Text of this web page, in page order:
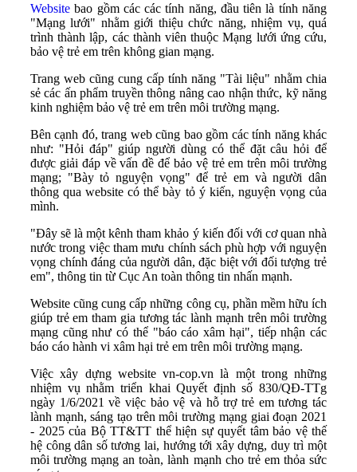
Website bao gồm các các tính năng, đầu tiên là tính năng
"Mạng lưới" nhằm giới thiệu chức năng, nhiệm vụ, quá
trình thành lập, các thành viên thuộc Mạng lưới ứng cứu,
bảo vệ trẻ em trên không gian mạng.
Trang web cũng cung cấp tính năng "Tài liệu" nhằm chia
sẻ các ấn phẩm truyền thông nâng cao nhận thức, kỹ năng
kinh nghiệm bảo vệ trẻ em trên môi trường mạng.
Bên cạnh đó, trang web cũng bao gồm các tính năng khác
như: "Hỏi đáp" giúp người dùng có thể đặt câu hỏi để
được giải đáp về vấn đề để bảo vệ trẻ em trên môi trường
mạng; "Bày tỏ nguyện vọng" để trẻ em và người dân
thông qua website có thể bày tỏ ý kiến, nguyện vọng của
mình.
"Đây sẽ là một kênh tham khảo ý kiến đối với cơ quan nhà
nước trong việc tham mưu chính sách phù hợp với nguyện
vọng chính đáng của người dân, đặc biệt với đối tượng trẻ
em", thông tin từ Cục An toàn thông tin nhấn mạnh.
Website cũng cung cấp những công cụ, phần mềm hữu ích
giúp trẻ em tham gia tương tác lành mạnh trên môi trường
mạng cũng như có thể "báo cáo xâm hại", tiếp nhận các
báo cáo hành vi xâm hại trẻ em trên môi trường mạng.
Việc xây dựng website vn-cop.vn là một trong những
nhiệm vụ nhằm triển khai Quyết định số 830/QĐ-TTg
ngày 1/6/2021 về việc bảo vệ và hỗ trợ trẻ em tương tác
lành mạnh, sáng tạo trên môi trường mạng giai đoạn 2021
- 2025 của Bộ TT&TT thể hiện sự quyết tâm bảo vệ thế
hệ công dân số tương lai, hướng tới xây dựng, duy trì một
môi trường mạng an toàn, lành mạnh cho trẻ em thỏa sức